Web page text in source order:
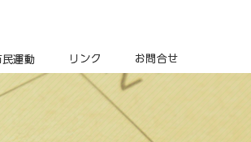
市民運動 リンク お問合せ